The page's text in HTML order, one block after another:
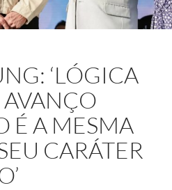
‘LÓGICA
É A MESMA
CARÁTER